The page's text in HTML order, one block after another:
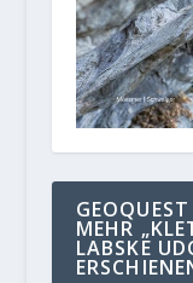
MEHR
LABSKE